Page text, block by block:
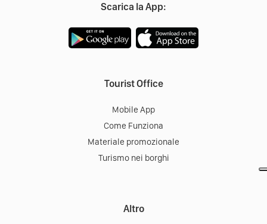
Scarica la App:
Tourist Office
Mobile App
Come Funziona
Materiale promozionale
Turismo nei borghi
Altro